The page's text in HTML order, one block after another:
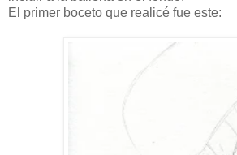
El primer boceto que realicé fue este: